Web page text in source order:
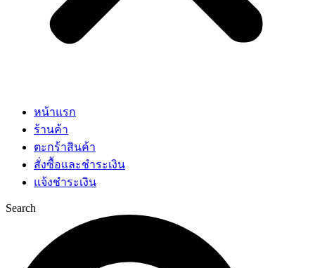
หน้าแรก
ร้านค้า
ตะกร้าสินค้า
สั่งซื้อและชำระเงิน
แจ้งชำระเงิน
Search